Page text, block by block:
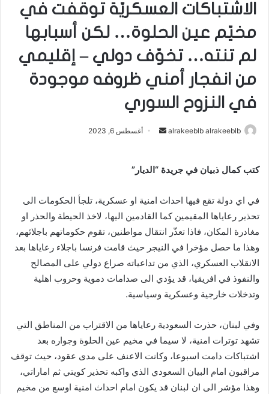
الاشتباكات العسكريّة توقفت في
مخيّم عين الحلوة… لكن أسبابها
لم تنته… تخوّف دولي – إقليمي
من انفجار أمني ظروفه موجودة
في النزوح السوري
alrakeeblb alrakeeblb
ل
ر
د
ا
ي
ا
أغسطس 6, 2023
كتب كمال ذبيان في جريدة “الديار”
في اي دولة تقع فيها احداث امنية او عسكرية، تلجأ الحكومات الى
تحذير رعاياها المقيمين كما القادمين اليها، لاخذ الحيطة والحذر او
مغادرة المكان، فاذا تعذّر انتقال مواطنين، تقوم حكوماتهم باجلائهم،
وهذا ما حصل مؤخرا في النيجر حيث قامت فرنسا باجلاء رعاياها بعد
الانقلاب العسكري، الذي من تداعياته صراع دولي على المصالح
والنفوذ في افريقيا، قد يؤدي الى صدامات دموية وحروب اهلية
وتدخلات خارجية وعسكرية وسياسية.
وفي لبنان، حذرت السعودية رعاياها من الاقتراب من المناطق التي
تشهد توترات امنية، لا سيما في مخيم عين الحلوة وجواره بعد
اشتباكات دامت اسبوعا، وكانت الاعنف على مدى عقود، حيث توقف
مراقبون امام البيان السعودي الذي واكبه تحذير كويتي ثم اماراتي،
وهذا مؤشر الى ان لبنان قد يكون امام احداث امنية اوسع من مخيم